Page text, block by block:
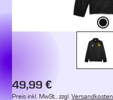
Regulärer Preis:
49,99 €
Preis inkl. MwSt., zzgl. Versandkosten